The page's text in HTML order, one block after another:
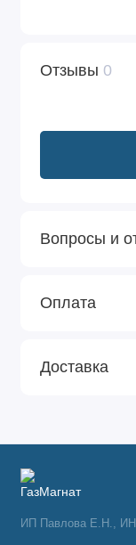
Отзывы 0
Вопросы и
Оплата
Доставка
ИП Павлова Е.Н.,